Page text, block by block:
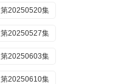
第20250520集
第20250527集
第20250603集
第20250610集